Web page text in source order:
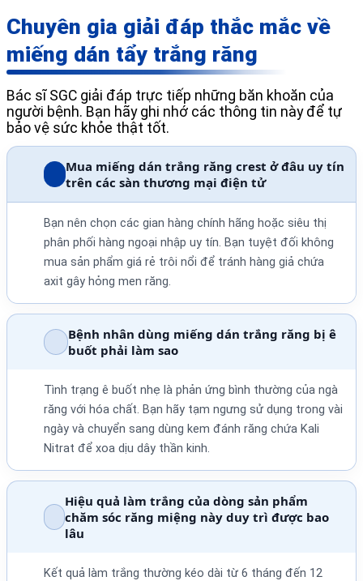
Chuyên gia giải đáp thắc mắc về
miếng dán tẩy trắng răng
Bác sĩ SGC giải đáp trực tiếp những băn khoăn của
người bệnh. Bạn hãy ghi nhớ các thông tin này để tự
bảo vệ sức khỏe thật tốt.
Mua miếng dán trắng răng crest ở đâu uy tín
trên các sàn thương mại điện tử
Bạn nên chọn các gian hàng chính hãng hoặc siêu thị
phân phối hàng ngoại nhập uy tín. Bạn tuyệt đối không
mua sản phẩm giá rẻ trôi nổi để tránh hàng giả chứa
axit gây hỏng men răng.
Bệnh nhân dùng miếng dán trắng răng bị ê
buốt phải làm sao
Tình trạng ê buốt nhẹ là phản ứng bình thường của ngà
răng với hóa chất. Bạn hãy tạm ngưng sử dụng trong vài
ngày và chuyển sang dùng kem đánh răng chứa Kali
Nitrat để xoa dịu dây thần kinh.
Hiệu quả làm trắng của dòng sản phẩm
chăm sóc răng miệng này duy trì được bao
lâu
Kết quả làm trắng thường kéo dài từ 6 tháng đến 12